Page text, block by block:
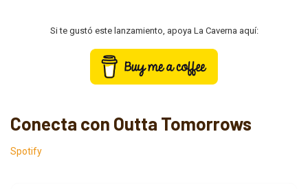
Si te gustó este lanzamiento, apoya La Caverna aquí:
Conecta con Outta Tomorrows
Spotify